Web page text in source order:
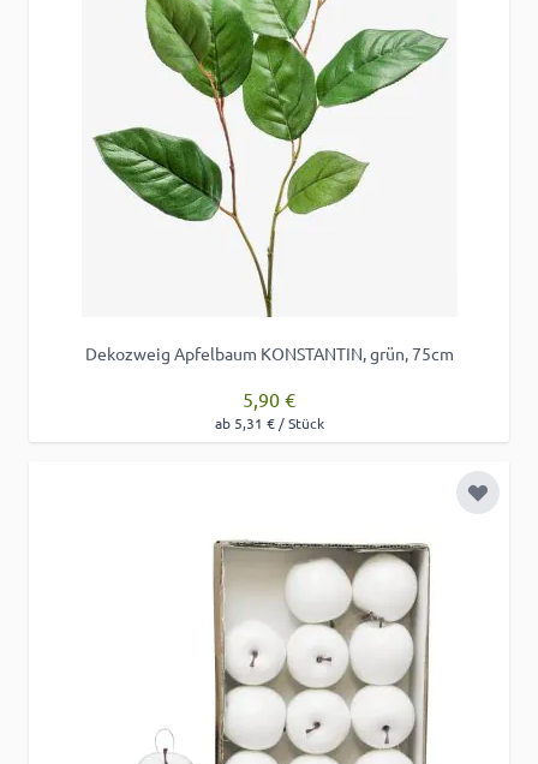
Dekozweig Apfelbaum KONSTANTIN, grün, 75cm
5,90 €
ab 5,31 € / Stück
Zur